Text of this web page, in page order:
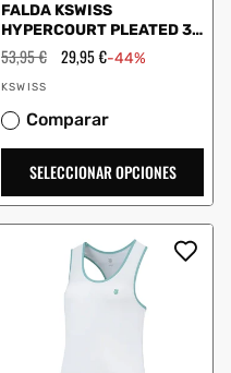
FALDA KSWISS
HYPERCOURT PLEATED 3
WHITE
Precio
habitual
53,95 € Precio
29,95 €-44%
Proveedor:
KSWISS
Comparar
SELECCIONAR OPCIONES